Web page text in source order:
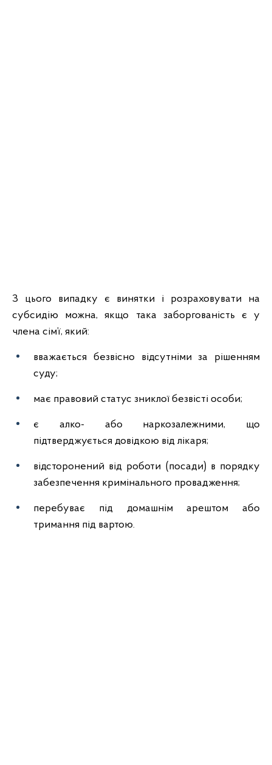
З цього випадку є винятки і розраховувати на
субсидію можна, якщо така заборгованість є у
члена сім’ї, який:
вважається безвісно відсутніми за рішенням
суду;
має правовий статус зниклої безвісті особи;
є алко- або наркозалежними, що
підтверджується довідкою від лікаря;
відсторонений від роботи (посади) в порядку
забезпечення кримінального провадження;
перебуває під домашнім арештом або
тримання під вартою.